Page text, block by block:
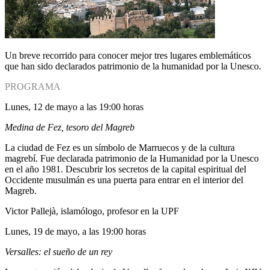
Un breve recorrido para conocer mejor tres lugares emblemáticos
que han sido declarados patrimonio de la humanidad por la Unesco.
PROGRAMA
Lunes, 12 de mayo a las 19:00 horas
Medina de Fez, tesoro del Magreb
La ciudad de Fez es un símbolo de Marruecos y de la cultura
magrebí. Fue declarada patrimonio de la Humanidad por la Unesco
en el año 1981. Descubrir los secretos de la capital espiritual del
Occidente musulmán es una puerta para entrar en el interior del
Magreb.
Victor Pallejà, islamólogo, profesor en la UPF
Lunes, 19 de mayo, a las 19:00 horas
Versalles: el sueño de un rey